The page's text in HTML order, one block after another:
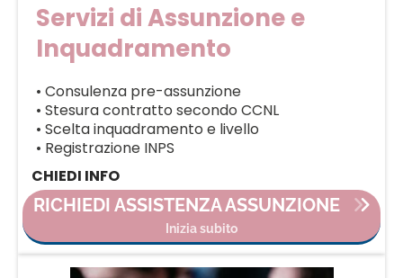
Servizi di Assunzione e
Inquadramento
• Consulenza pre-assunzione
• Stesura contratto secondo CCNL
• Scelta inquadramento e livello
• Registrazione INPS
CHIEDI INFO
RICHIEDI ASSISTENZA ASSUNZIONE
Inizia subito